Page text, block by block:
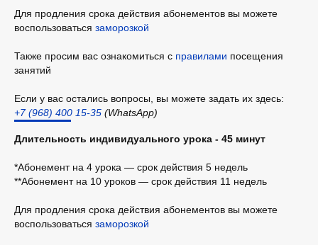
Для продления срока действия абонементов вы можете
воспользоваться заморозкой
Также просим вас ознакомиться с правилами посещения
занятий
Если у вас остались вопросы, вы можете задать их здесь:
+7 (968) 400 15-35 (WhatsApp)
Длительность индивидуального урока - 45 минут
*Абонемент на 4 урока — срок действия 5 недель
**Абонемент на 10 уроков — срок действия 11 недель
Для продления срока действия абонементов вы можете
воспользоваться заморозкой
Идеально для системного изучения предмета.
Этот пакет позволяет глубоко освоить материал
и сформировать устойчивые навыки
Подходит для глубокого освоения предмета или
регулярных занятий в течение учебного года.